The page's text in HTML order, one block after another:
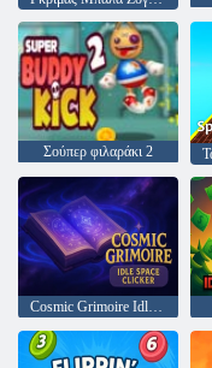
Σούπερ φιλαράκι 2
Cosmic Grimoire Idle Space Clicker